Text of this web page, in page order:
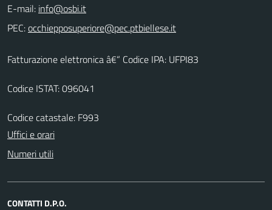
E-mail:
PEC:
Fatturazione elettronica â€“ Codice IPA: UFPI83
Codice ISTAT: 096041
Codice catastale: F993
Uffici e orari
Numeri utili
CONTATTI D.P.O.